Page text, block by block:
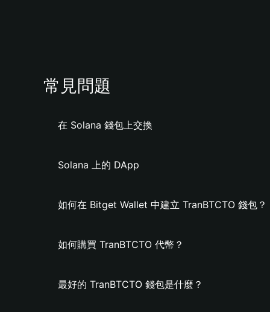
常見問題
在 Solana 錢包上交換
Solana 上的 DApp
如何在 Bitget Wallet 中建立 TranBTCTO 錢包？
如何購買 TranBTCTO 代幣？
最好的 TranBTCTO 錢包是什麼？